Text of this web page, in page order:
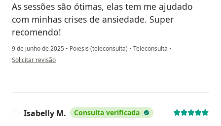
As sessões são ótimas, elas tem me ajudado
com minhas crises de ansiedade. Super
recomendo!
9 de junho de 2025 • Poiesis (teleconsulta) • Teleconsulta •
na opinião do utilizador Lucas Soares
Solicitar revisão
Isabelly M. Consulta verificada